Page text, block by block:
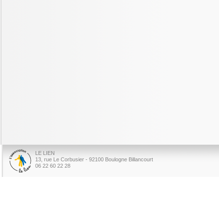
LE LIEN
13, rue Le Corbusier - 92100 Boulogne Billancourt
06 22 60 22 28